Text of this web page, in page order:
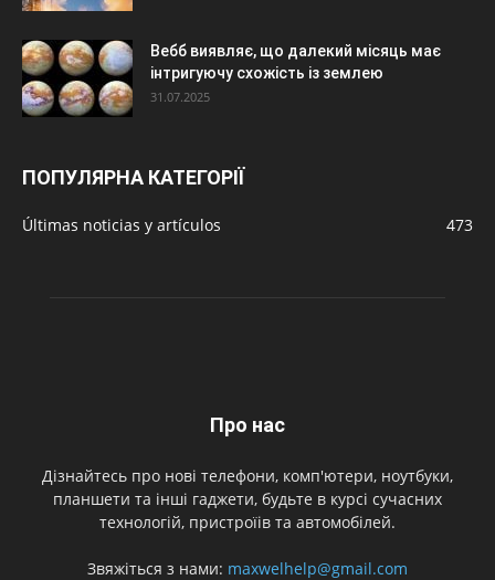
Вебб виявляє, що далекий місяць має
інтригуючу схожість із землею
31.07.2025
ПОПУЛЯРНА КАТЕГОРІЇ
Últimas noticias y artículos 473
Про нас
Дізнайтесь про нові телефони, комп'ютери, ноутбуки,
планшети та інші гаджети, будьте в курсі сучасних
технологій, пристроїів та автомобілей.
Звяжіться з нами: maxwelhelp@gmail.com